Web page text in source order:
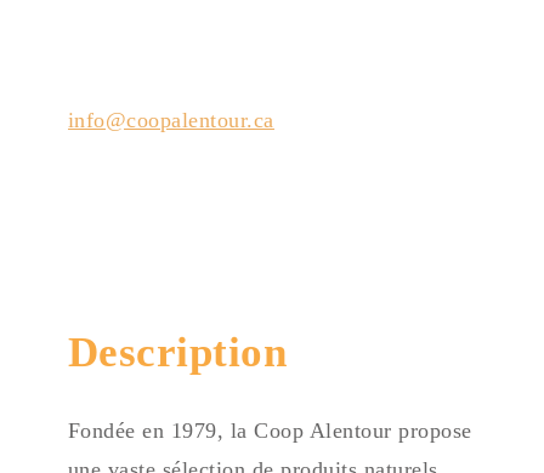
info@coopalentour.ca
Description
Fondée en 1979, la Coop Alentour propose